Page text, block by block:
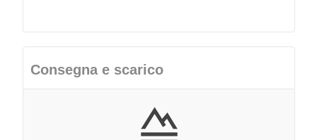
Consegna e scarico